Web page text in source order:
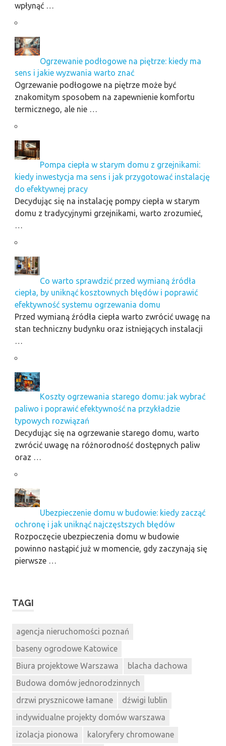
wpłynąć …
Ogrzewanie podłogowe na piętrze: kiedy ma
sens i jakie wyzwania warto znać
Ogrzewanie podłogowe na piętrze może być
znakomitym sposobem na zapewnienie komfortu
termicznego, ale nie …
Pompa ciepła w starym domu z grzejnikami:
kiedy inwestycja ma sens i jak przygotować instalację
do efektywnej pracy
Decydując się na instalację pompy ciepła w starym
domu z tradycyjnymi grzejnikami, warto zrozumieć,
Co warto sprawdzić przed wymianą źródła
ciepła, by uniknąć kosztownych błędów i poprawić
efektywność systemu ogrzewania domu
Przed wymianą źródła ciepła warto zwrócić uwagę na
stan techniczny budynku oraz istniejących instalacji
…
Koszty ogrzewania starego domu: jak wybrać
paliwo i poprawić efektywność na przykładzie
typowych rozwiązań
Decydując się na ogrzewanie starego domu, warto
zwrócić uwagę na różnorodność dostępnych paliw
oraz …
Ubezpieczenie domu w budowie: kiedy zacząć
ochronę i jak uniknąć najczęstszych błędów
Rozpoczęcie ubezpieczenia domu w budowie
powinno nastąpić już w momencie, gdy zaczynają się
pierwsze …
TAGI
agencja nieruchomości poznań
baseny ogrodowe Katowice
Biura projektowe Warszawa
blacha dachowa
Budowa domów jednorodzinnych
drzwi prysznicowe łamane
dźwigi lublin
indywidualne projekty domów warszawa
izolacja pionowa
kaloryfery chromowane